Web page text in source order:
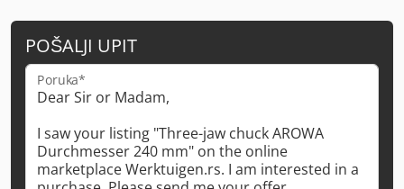
POŠALJI UPIT
Poruka*